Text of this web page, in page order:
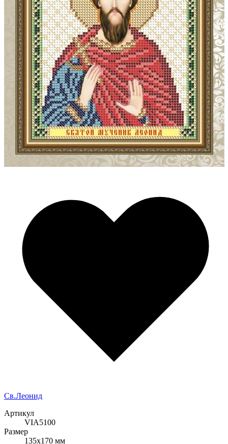
Cв.Леонид
Артикул
VIA5100
Размер
135x170 мм